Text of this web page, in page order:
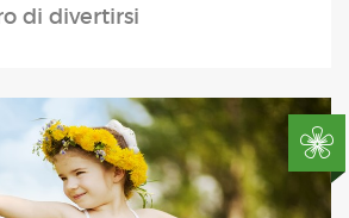
di divertirsi